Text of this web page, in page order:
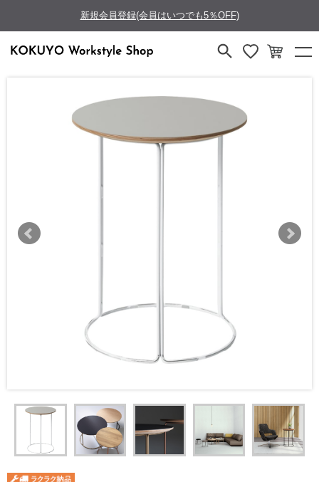
新規会員登録(会員はいつでも5％OFF)